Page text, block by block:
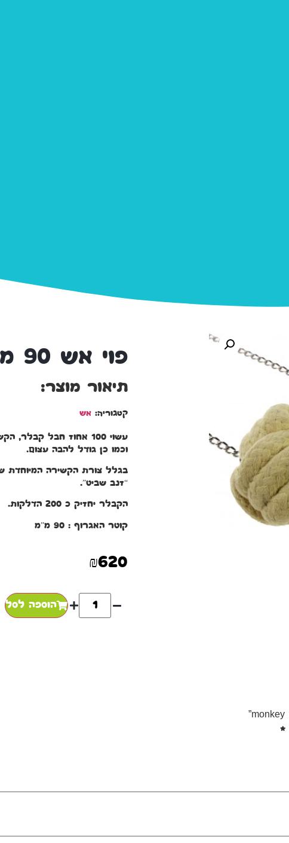
פוי אש 90 מ”מ monkey fist
תיאור מוצר:
קטגוריה: אש
עשוי 100 אחוז חבל
וכמו כן גודל להבה עצום.
בגלל צורת הקשירה המיוחדת
“זנב שביט”.
הקבלר יחזיק כ 200 הדלקות.
קוטר האגרוף : 90 מ”מ
₪620
הוספה לסל
*